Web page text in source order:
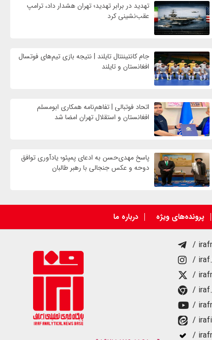
تهدید در برابر تهدید؛ تهران هشدار داد، ترامپ
عقب‌نشینی کرد
جام کانتیننتال تایلند | نتیجه بازی تیم‌های فوتسال
افغانستان و تایلند
اتحاد فوتبالی | تفاهم‌نامه همکاری ابومسلم
افغانستان و استقلال تهران امضا شد
پاسخ مهدی‌حسن به ادعای پمپئو؛ یادآوری توافق
دوحه و عکس جنجالی با رهبر طالبان
پرونده‌های ویژه درباره ما
/
/
/
/
/
/
/